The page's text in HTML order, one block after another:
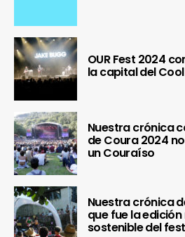
OUR Fest 2024
la capital del
Nuestra crónica
de Coura 2024
un Couraíso
Nuestra crónica
que fue la
sostenible del